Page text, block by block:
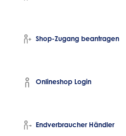
Shop-Zugang beantragen
Onlineshop Login
Endverbraucher Händler